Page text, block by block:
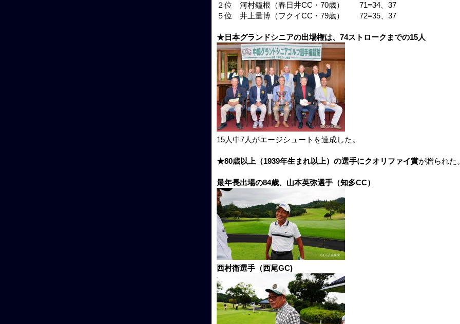
２位 河村鐘根（春日井CC・70歳） 71=34、37
５位 井上量博（フクイCC・79歳） 72=35、37
★日本グランドシニアの出場権は、74ストロークまでの15人
15人中7人がエージシュートを達成した。
★80歳以上（1939年生まれ以上）の選手にクオリファイ賞が贈られた
最年長出場の84歳、山本英弥選手（知多CC）
西村衛選手（西尾GC)